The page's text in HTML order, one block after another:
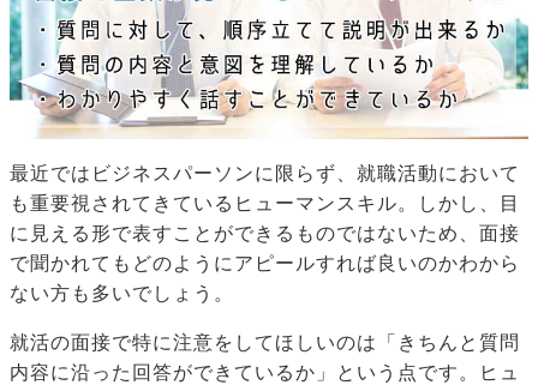
最近ではビジネスパーソンに限らず、就職活動において
も重要視されてきているヒューマンスキル。しかし、目
に見える形で表すことができるものではないため、面接
で聞かれてもどのようにアピールすれば良いのかわから
ない方も多いでしょう。
就活の面接で特に注意をしてほしいのは「きちんと質問
内容に沿った回答ができているか」という点です。ヒュ